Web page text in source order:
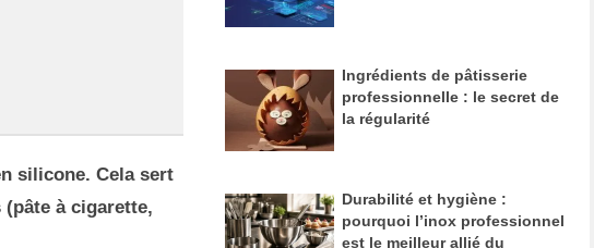
silicone. Cela sert
à cigarette,
Ingrédients de pâtisserie
professionnelle : le secret de
la régularité
Durabilité et hygiène :
pourquoi l’inox professionnel
est le meilleur allié du